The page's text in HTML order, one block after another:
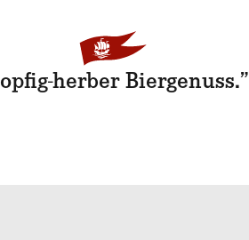
herber Biergenuss.”